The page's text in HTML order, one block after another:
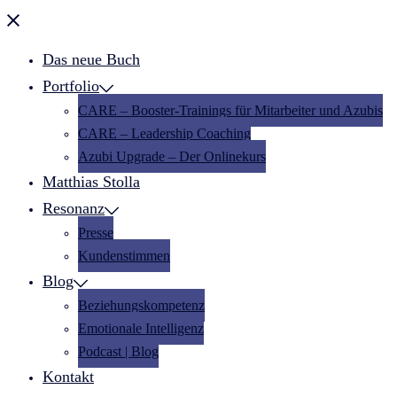
Menü
Das neue Buch
Portfolio
CARE – Booster-Trainings für Mitarbeiter und Azubis
CARE – Leadership Coaching
Azubi Upgrade – Der Onlinekurs
Matthias Stolla
Resonanz
Presse
Kundenstimmen
Blog
Beziehungskompetenz
Emotionale Intelligenz
Podcast | Blog
Kontakt